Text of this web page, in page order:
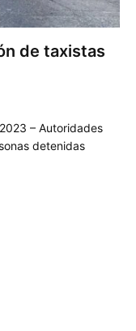
de taxistas
– Autoridades
detenidas